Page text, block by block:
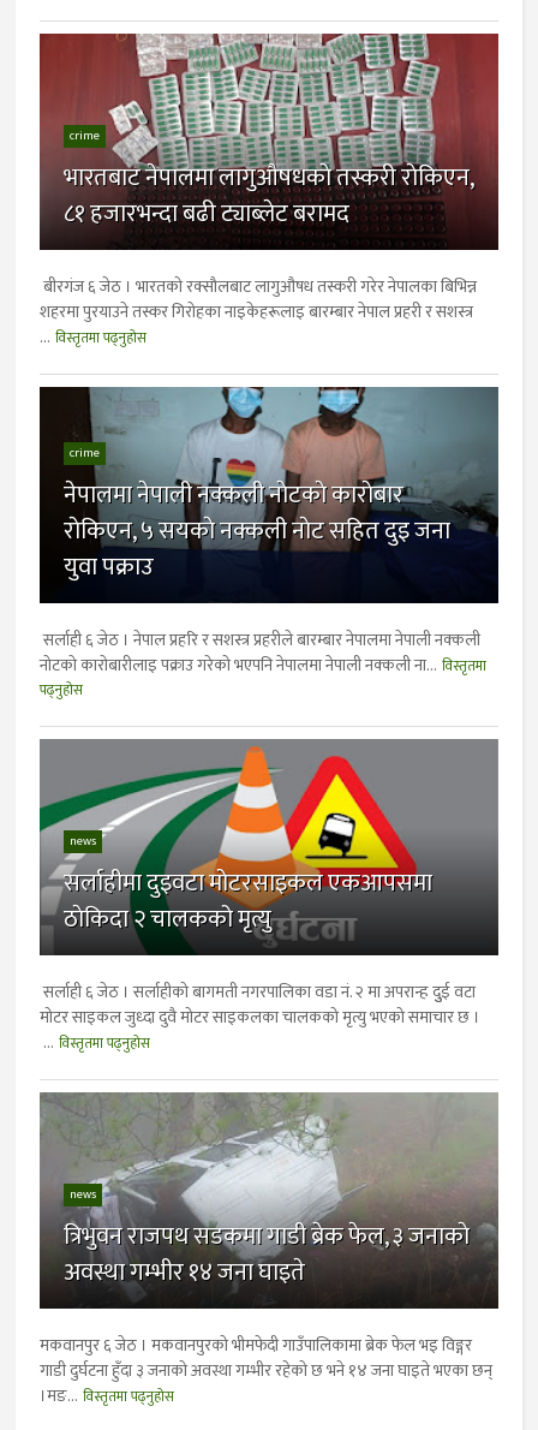
crime
भारतबाट नेपालमा लागुऔषधकाे तस्करी राेकिएन,
८१ हजारभन्दा बढी ट्याब्लेट बरामद
बीरगंज ६ जेठ । भारतकाे रक्साैलबाट लागुऔषध तस्करी गरेर नेपालका बिभिन्न
शहरमा पुरयाउने तस्कर गिराेहका नाइकेहरूलाइ बारम्बार नेपाल प्रहरी र सशस्त्र
... विस्तृतमा पढ्नुहोस
crime
नेपालमा नेपाली नक्कली नाेटकाे काराेबार
राेकिएन, ५ सयकाे नक्कली नाेट सहित दुइ जना
युवा पक्राउ
सर्लाही ६ जेठ । नेपाल प्रहरि र सशस्त्र प्रहरीले बारम्बार नेपालमा नेपाली नक्कली
नाेटकाे काराेबारीलाइ पक्राउ गरेकाे भएपनि नेपालमा नेपाली नक्कली ना... विस्तृतमा
पढ्नुहोस
news
सर्लाहीमा दुइवटा मोटरसाइकल एकआपसमा
ठाेकिदा २ चालकको मृत्यु
सर्लाही ६ जेठ । सर्लाहीको बागमती नगरपालिका वडा नं. २ मा अपरान्ह दुुई वटा
मोटर साइकल जुध्दा दुवै मोटर साइकलका चालकको मृत्यु भएको समाचार छ ।
... विस्तृतमा पढ्नुहोस
news
त्रिभुवन राजपथ सडकमा गाडी ब्रेक फेल, ३ जनाकाे
अवस्था गम्भीर १४ जना घाइते
मकवानपुर ६ जेठ । मकवानपुरको भीमफेदी गाउँपालिकामा ब्रेक फेल भइ विङ्गर
गाडी दुर्घटना हुँदा ३ जनाकाे अवस्था गम्भीर रहेकाे छ भने १४ जना घाइते भएका छन्
।मङ... विस्तृतमा पढ्नुहोस